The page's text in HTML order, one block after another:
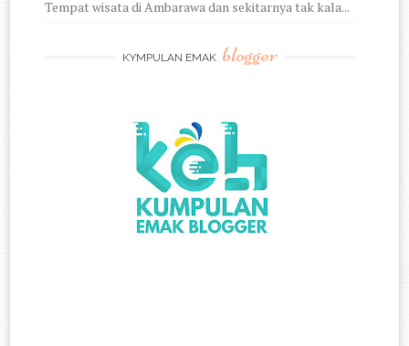
Tempat wisata di Ambarawa dan sekitarnya tak kala...
KYMPULAN EMAK blogger